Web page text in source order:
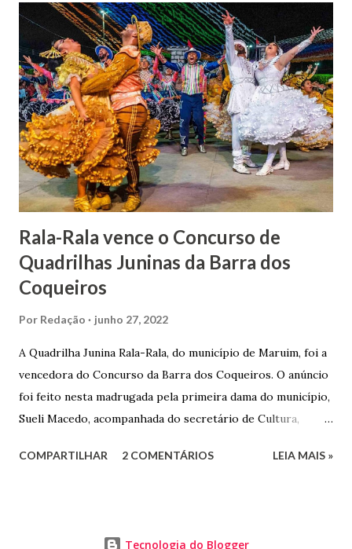
indiciamento para apropriar-se da volumosa herança. Em
1862, transferiu-se para o Rio de Janeiro e casou-se com
uma irmã do Visconde de Uruguai. O Barão de Maruim
apresentou uma grande dedicação à atividade agrícola, que
lhe proporcionou uma grande reserva financeira. João
Gomes de Melo mandou construir a Igreja Matriz de Nosso
Senhor Bom Jesus dos Passos, que foi inaugurada em 1862 e
doada ao vigário Pe. José Joaquim de Vasconcelos. A Igreja
Matriz...
Rala-Rala vence o Concurso de
Quadrilhas Juninas da Barra dos
Coqueiros
Por Redação junho 27, 2022
A Quadrilha Junina Rala-Rala, do município de Maruim, foi a
vencedora do Concurso da Barra dos Coqueiros. O anúncio
foi feito nesta madrugada pela primeira dama do município,
Sueli Macedo, acompanhada do secretário de Cultura,
Roberto Fernandes dos Santos Júnior, e na presença dos
COMPARTILHAR 2 COMENTÁRIOS LEIA MAIS »
Tecnologia do Blogger